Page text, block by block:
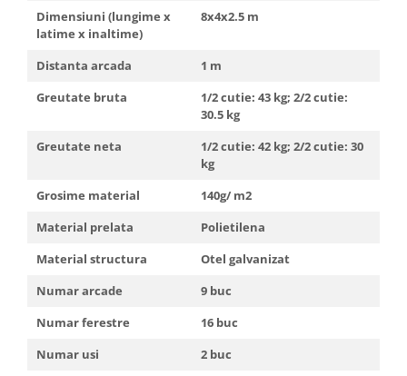
Dimensiuni (lungime x
latime x inaltime)
8x4x2.5 m
Distanta arcada
1 m
Greutate bruta
1/2 cutie: 43 kg; 2/2 cutie:
30.5 kg
Greutate neta
1/2 cutie: 42 kg; 2/2 cutie: 30
kg
Grosime material
140g/ m2
Material prelata
Polietilena
Material structura
Otel galvanizat
Numar arcade
9 buc
Numar ferestre
16 buc
Numar usi
2 buc